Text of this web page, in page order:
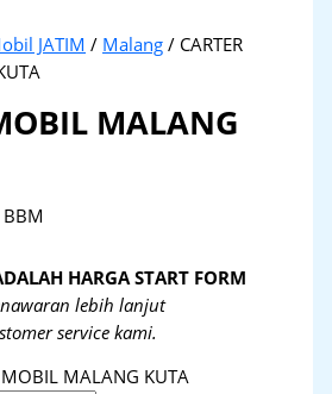
JATIM / Malang / CARTER
MALANG
HARGA START FORM
lebih lanjut
service kami.
MALANG KUTA